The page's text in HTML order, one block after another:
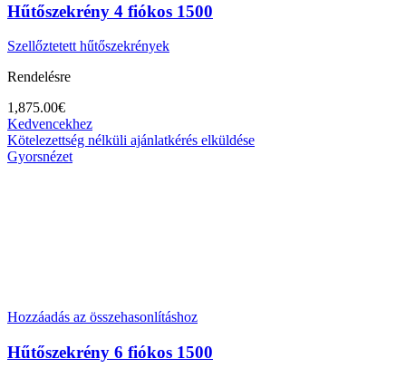
Hűtőszekrény 4 fiókos 1500
Szellőztetett hűtőszekrények
Rendelésre
1,875.00€
Kedvencekhez
Kötelezettség nélküli ajánlatkérés elküldése
Gyorsnézet
Hozzáadás az összehasonlításhoz
Hűtőszekrény 6 fiókos 1500